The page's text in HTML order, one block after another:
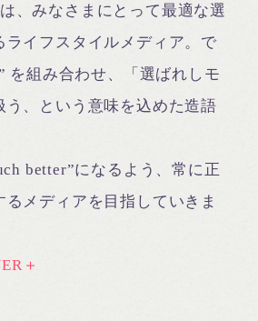
、みなさまにとって最適な選
ライフスタイルメディア。で
を組み合わせ、「選ばれしモ
う、という意味を込めた造語
better”になるよう、常に正
るメディアを目指していきま
＋